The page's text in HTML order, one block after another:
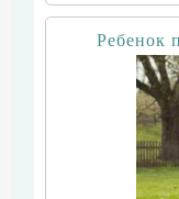
Ребенок